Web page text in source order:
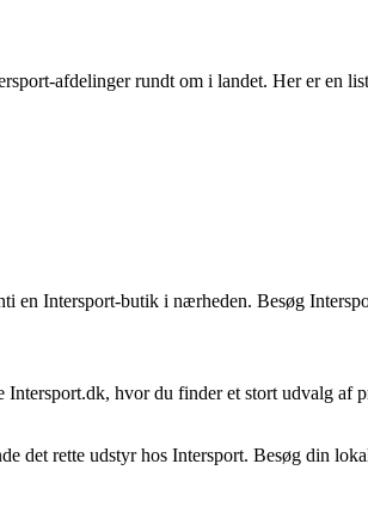
afdelinger rundt om i landet. Her er en
en Intersport-butik i nærheden. Besøg
hvor du finder et stort udvalg
det rette udstyr hos Intersport. Besøg din